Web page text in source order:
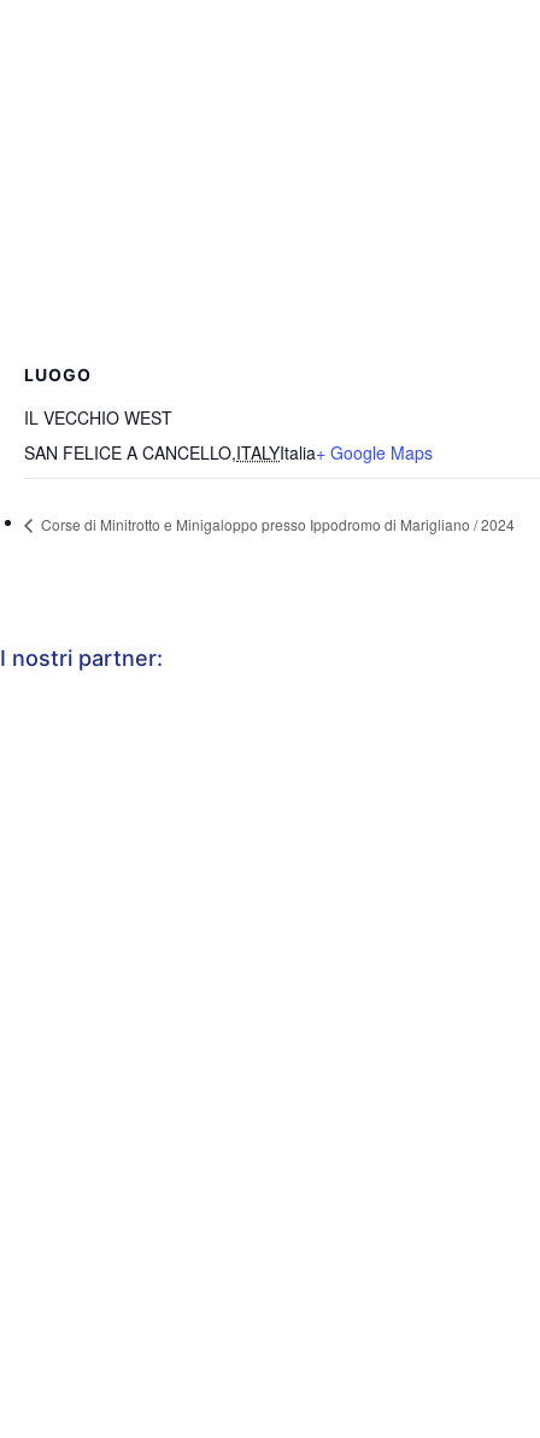
LUOGO
IL VECCHIO WEST
SAN FELICE A CANCELLO,ITALYItalia+ Google Maps
Corse di Minitrotto e Minigaloppo presso Ippodromo di Marigliano / 2024
I nostri partner: